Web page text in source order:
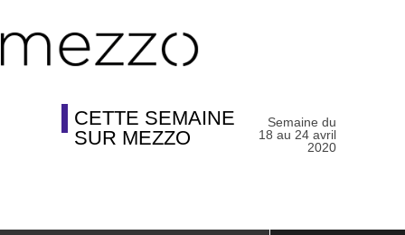
CETTE SEMAINE
SUR MEZZO
Semaine du
18 au 24 avril
2020